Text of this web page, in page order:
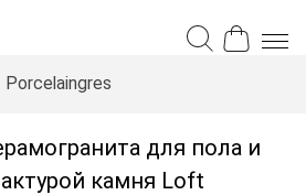
Porcelaingres
для пола и
камня Loft